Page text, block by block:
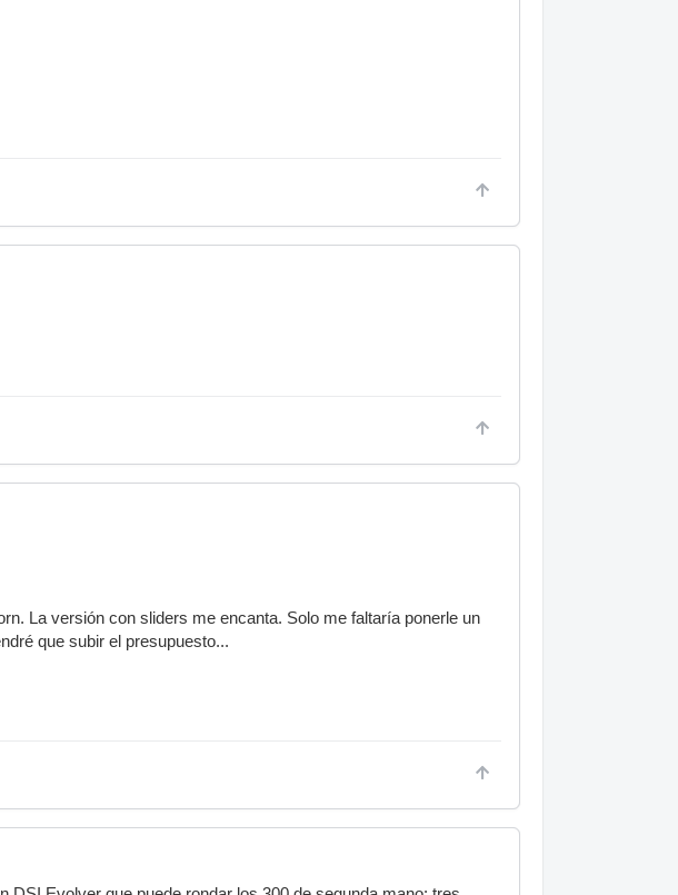
La versión con sliders me encanta. Solo me faltaría ponerle un
que subir el presupuesto...